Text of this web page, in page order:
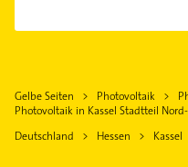
Elektro Reparatur
Lüftungsanlagen
Heizungsbauer
Heizung & Sanitär
Gelbe Seiten Photovoltaik
Photovoltaik in Kassel Stadtteil
Deutschland
Hessen Kassel